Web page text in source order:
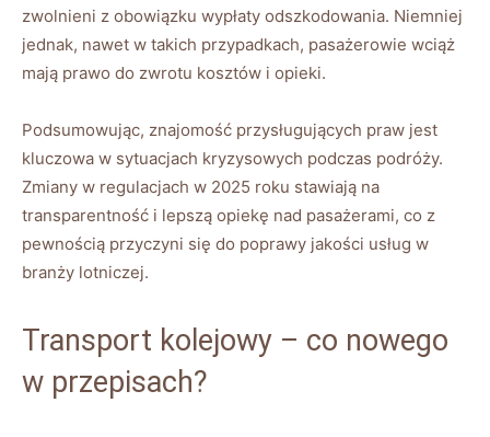
zwolnieni z obowiązku⁢ wypłaty ⁣odszkodowania. ‍Niemniej
jednak, nawet w ‌takich przypadkach, pasażerowie wciąż
mają prawo do zwrotu kosztów⁤ i ⁣opieki.
Podsumowując, znajomość przysługujących praw jest
kluczowa w ⁢sytuacjach kryzysowych podczas podróży.
Zmiany w regulacjach w 2025 roku⁢ stawiają na
‍transparentność i ⁢lepszą opiekę nad pasażerami, co z
pewnością przyczyni się do‌ poprawy jakości usług w⁤
branży ‍lotniczej.
Transport‌ kolejowy – co nowego
w ​przepisach?